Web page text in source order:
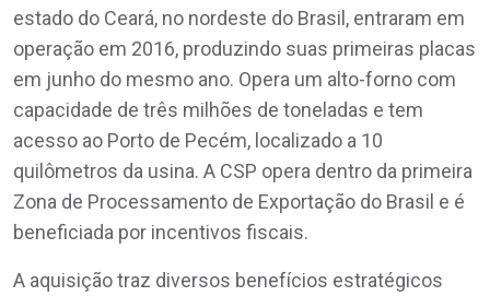
estado do Ceará, no nordeste do Brasil, entraram em
operação em 2016, produzindo suas primeiras placas
em junho do mesmo ano. Opera um alto-forno com
capacidade de três milhões de toneladas e tem
acesso ao Porto de Pecém, localizado a 10
quilômetros da usina. A CSP opera dentro da primeira
Zona de Processamento de Exportação do Brasil e é
beneficiada por incentivos fiscais.
A aquisição traz diversos benefícios estratégicos